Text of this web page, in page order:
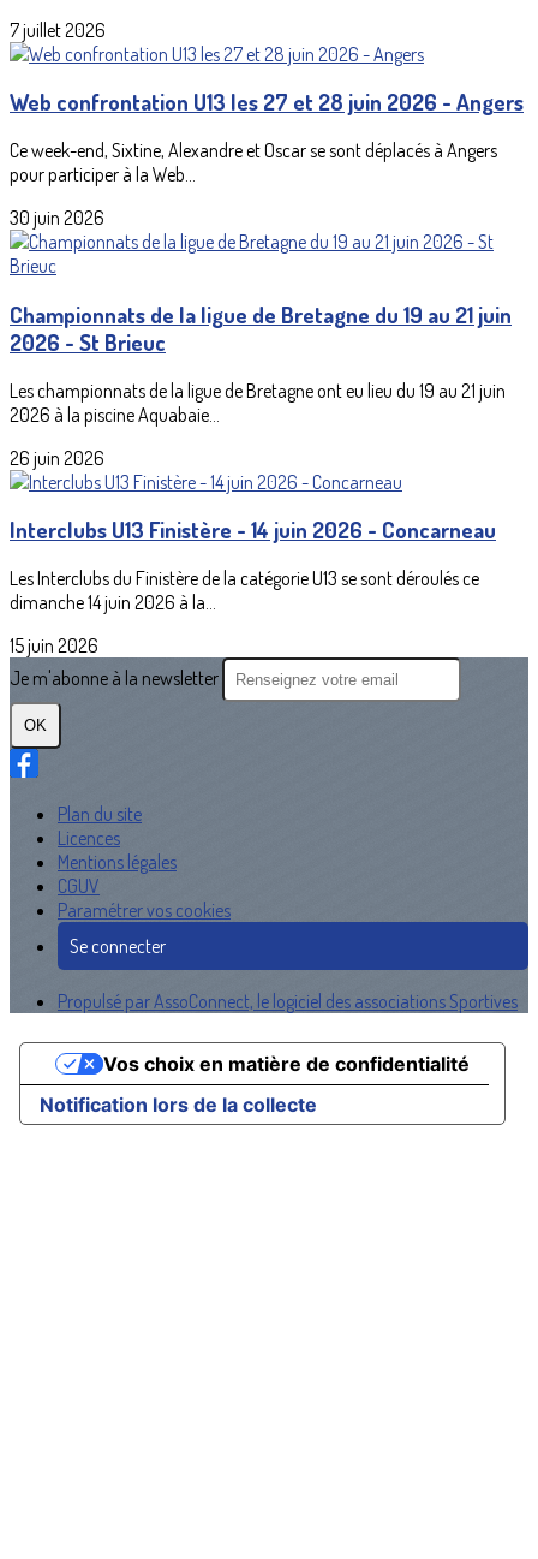
7 juillet 2026
Web confrontation U13 les 27 et 28 juin 2026 - Angers
Ce week-end, Sixtine, Alexandre et Oscar se sont déplacés à Angers
pour participer à la Web...
30 juin 2026
Championnats de la ligue de Bretagne du 19 au 21 juin
2026 - St Brieuc
Les championnats de la ligue de Bretagne ont eu lieu du 19 au 21 juin
2026 à la piscine Aquabaie...
26 juin 2026
Interclubs U13 Finistère - 14 juin 2026 - Concarneau
Les Interclubs du Finistère de la catégorie U13 se sont déroulés ce
dimanche 14 juin 2026 à la...
15 juin 2026
Je m'abonne à la newsletter
OK
Plan du site
Licences
Mentions légales
CGUV
Paramétrer vos cookies
Se connecter
Propulsé par AssoConnect, le logiciel des associations Sportives
Notification lors de la collecte
Vos choix en matière de confidentialité